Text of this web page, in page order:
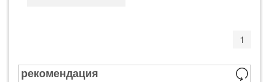
1
рекомендация